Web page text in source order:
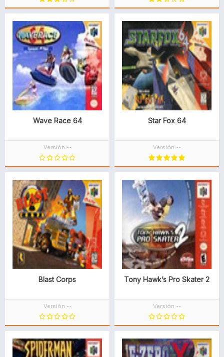
Wave Race 64
Versión --
Star Fox 64
Versión --
Blast Corps
Versión --
Tony Hawk’s Pro Skater 2
Versión --